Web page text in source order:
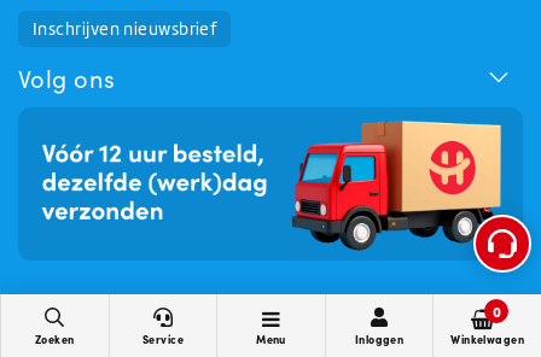
Zoeken Service Menu Inloggen
0
Winkelwagen
Inschrijven nieuwsbrief
Volg ons